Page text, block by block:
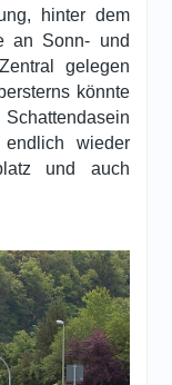
hinter dem
an Sonn- und
gelegen
könnte
wieder
und auch